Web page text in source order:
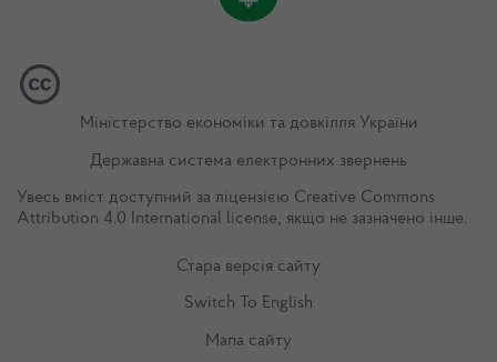
Міністерство економіки та довкілля України
Державна система електронних звернень
Увесь вміст доступний за ліцензією Creative Commons
Attribution 4.0 International license, якщо не зазначено інше.
Стара версія сайту
Switch To English
Мапа сайту